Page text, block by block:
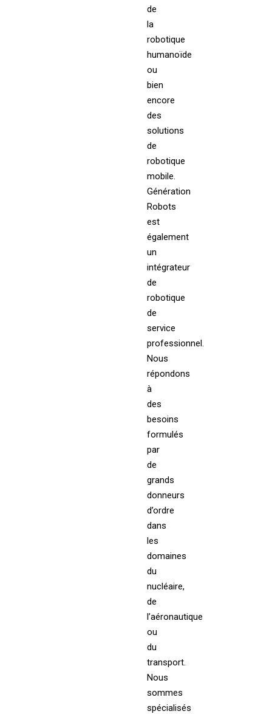
de
la
robotique
humanoïde
ou
bien
encore
des
solutions
de
robotique
mobile.
Génération
Robots
est
également
un
intégrateur
de
robotique
de
service
professionnel.
Nous
répondons
à
des
besoins
formulés
par
de
grands
donneurs
d’ordre
dans
les
domaines
du
nucléaire,
de
l’aéronautique
ou
du
transport.
Nous
sommes
spécialisés